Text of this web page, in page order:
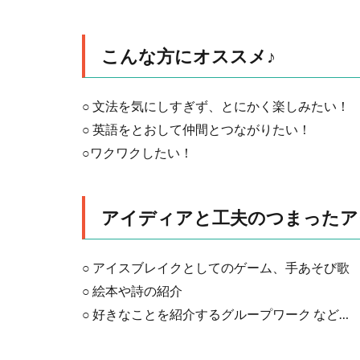
こんな方にオススメ♪
○ 文法を気にしすぎず、とにかく楽しみたい！
○ 英語をとおして仲間とつながりたい！
○ワクワクしたい！
アイディアと工夫のつまった
○ アイスブレイクとしてのゲーム、手あそび歌
○ 絵本や詩の紹介
○ 好きなことを紹介するグループワーク など…